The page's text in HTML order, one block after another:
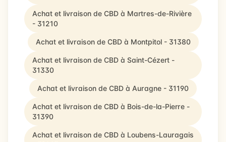
Achat et livraison de CBD à Martres-de-Rivière
- 31210
Achat et livraison de CBD à Montpitol - 31380
Achat et livraison de CBD à Saint-Cézert -
31330
Achat et livraison de CBD à Auragne - 31190
Achat et livraison de CBD à Bois-de-la-Pierre -
31390
Achat et livraison de CBD à Loubens-Lauragais